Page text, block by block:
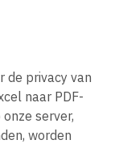
de privacy van
naar PDF-
server,
worden